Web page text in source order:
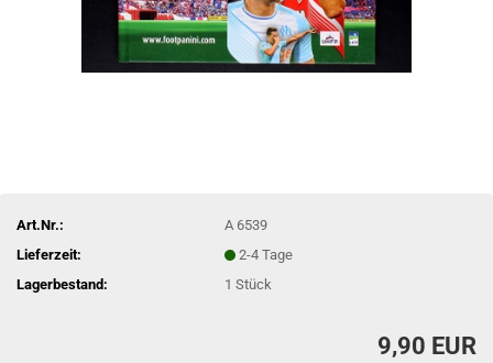
Art.Nr.:
A 6539
Lieferzeit:
2-4 Tage
Lagerbestand:
1Stück
9,90 EUR